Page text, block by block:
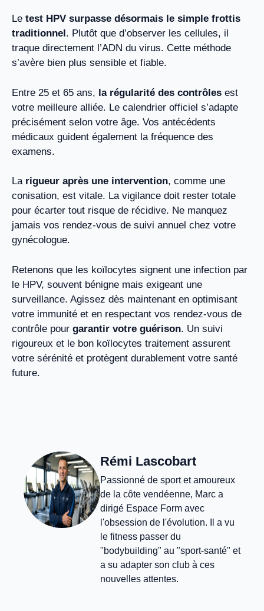
Le test HPV surpasse désormais le simple frottis
traditionnel . Plutôt que d’observer les cellules, il
traque directement l’ADN du virus. Cette méthode
s’avère bien plus sensible et fiable.
Entre 25 et 65 ans, la régularité des contrôles est
votre meilleure alliée. Le calendrier officiel s’adapte
précisément selon votre âge. Vos antécédents
médicaux guident également la fréquence des
examens.
La rigueur après une intervention, comme une
conisation, est vitale. La vigilance doit rester totale
pour écarter tout risque de récidive. Ne manquez
jamais vos rendez-vous de suivi annuel chez votre
gynécologue.
Retenons que les koïlocytes signent une infection par
le HPV, souvent bénigne mais exigeant une
surveillance. Agissez dès maintenant en optimisant
votre immunité et en respectant vos rendez-vous de
contrôle pour garantir votre guérison. Un suivi
rigoureux et le bon koïlocytes traitement assurent
votre sérénité et protègent durablement votre santé
future.
Rémi Lascobart
Passionné de sport et amoureux
de la côte vendéenne, Marc a
dirigé Espace Form avec
l'obsession de l'évolution. Il a vu
le fitness passer du
"bodybuilding" au "sport-santé" et
a su adapter son club à ces
nouvelles attentes.